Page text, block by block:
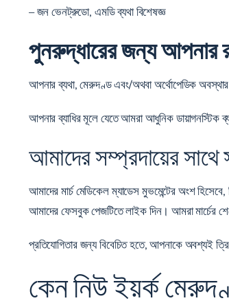
– জন ভেনট্রুডো, এমডি ব্যথা বিশেষজ্ঞ
পুনরুদ্ধারের জন্য আপনার
আপনার ব্যথা, মেরুদণ্ড এবং/অথবা অর্থোপেডিক
আপনার ব্যাধির মূলে যেতে আমরা আধুনিক ডায়াগনস্টিক
আমাদের সম্প্রদায়ের সাথে
আমাদের মার্চ মেডিকেল ম্যাডেস মুভমেন্টের অংশ
আমাদেরফেসবুক পেজটিতেলাইক দিন। আমরা মার্চের
প্রতিযোগিতার জন্য বিবেচিত হতে, আপনাকে অবশ্যই
কেন নিউ ইয়র্ক